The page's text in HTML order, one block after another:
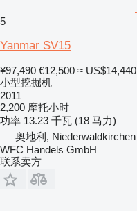
5
Yanmar SV15
¥97,490 €12,500 ≈ US$14,440
小型挖掘机
2011
2,200 摩托小时
功率 13.23 千瓦 (18 马力)
奥地利, Niederwaldkirchen
WFC Handels GmbH
联系卖方